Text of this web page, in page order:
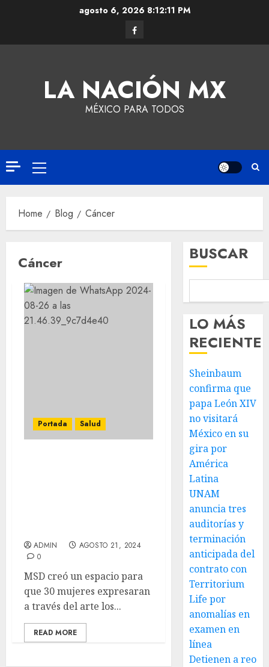
agosto 6, 2026 8:12:12 PM
LA NACIÓN MX
MÉXICO PARA TODOS
Home Blog Cáncer
Cáncer
Portada Salud
ADMIN
AGOSTO 21, 2024
0
MSD creó un espacio para
que 30 mujeres expresaran
a través del arte los...
READ MORE
BUSCAR
LO MÁS
RECIENTE
Sheinbaum
confirma que
papa León XIV
no visitará
México en su
gira por
América
Latina
UNAM
anuncia tres
auditorías y
terminación
anticipada del
contrato con
Territorium
Life por
anomalías en
examen en
línea
Detienen a reo